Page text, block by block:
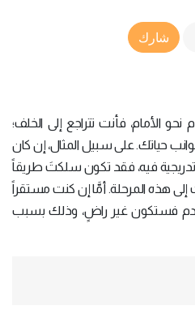
Article Link
شارك
الأمام، فأنت تتراجع إلى الخلف؛
حياتك. على سبيل المثال، إن كان
فيه، فقد تكون سلكتَ طريقاً
إلى هذه المرحلة. أمَّا إن كنت مستقراً
فستكون غير راضٍ، وذلك بسبب